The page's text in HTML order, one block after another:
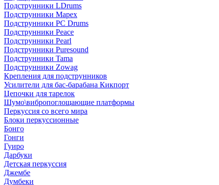
Подструнники LDrums
Подструнники Mapex
Подструнники PC Drums
Подструнники Peace
Подструнники Pearl
Подструнники Puresound
Подструнники Tama
Подструнники Zowag
Крепления для подструнников
Усилители для бас-барабана Кикпорт
Цепочки для тарелок
Шумо\вибропоглощающие платформы
Перкуссия со всего мира
Блоки перкуссионные
Бонго
Гонги
Гуиро
Дарбуки
Детская перкуссия
Джембе
Думбеки